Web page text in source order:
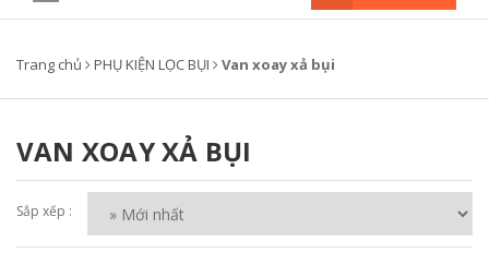
Trang chủ PHỤ KIỆN LỌC BỤI Van xoay xả bụi
VAN XOAY XẢ BỤI
Sắp xếp :